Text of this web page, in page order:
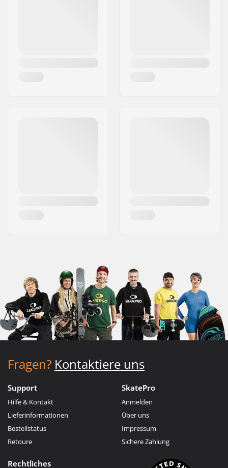
Fragen? Kontaktiere uns
Support
Hilfe & Kontakt
Lieferinformationen
Bestellstatus
Retoure
SkatePro
Anmelden
Über uns
Impressum
Sichere Zahlung
Rechtliches